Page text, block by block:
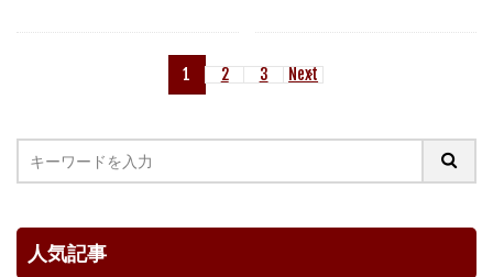
1 2 3 Next
人気記事